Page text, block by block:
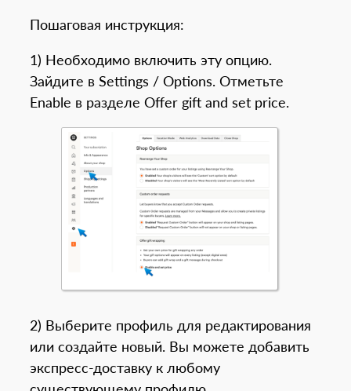
Пошаговая инструкция:
1) Необходимо включить эту опцию.
Зайдите в Settings / Options. Отметьте
Enable в разделе Offer gift and set price.
2) Выберите профиль для редактирования
или создайте новый. Вы можете добавить
экспресс-доставку к любому